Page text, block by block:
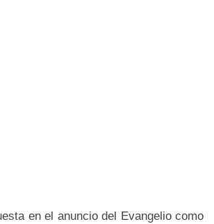
en el anuncio del Evangelio como